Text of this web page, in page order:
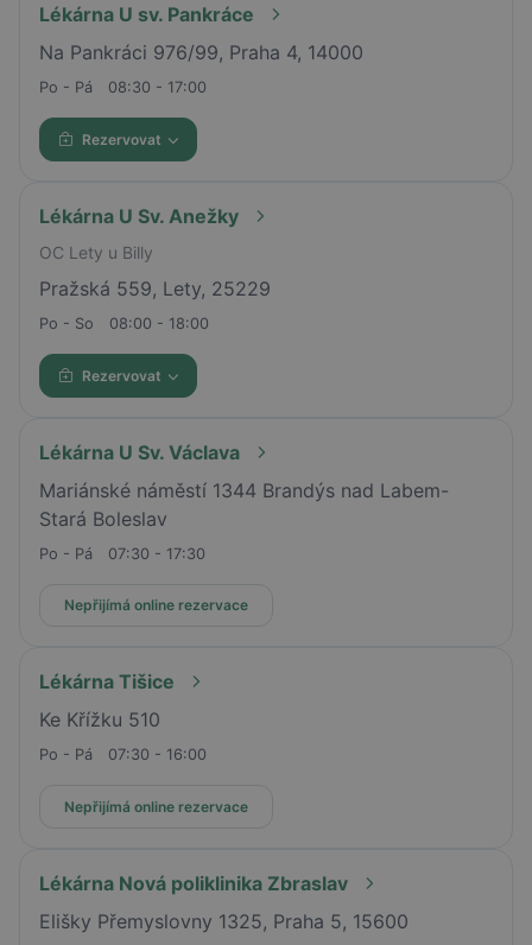
Lékárna U sv. Pankráce
Na Pankráci 976/99, Praha 4, 14000
Po - Pá 08:30 - 17:00
Rezervovat
Lékárna U Sv. Anežky
OC Lety u Billy
Pražská 559, Lety, 25229
Po - So 08:00 - 18:00
Rezervovat
Lékárna U Sv. Václava
Mariánské náměstí 1344 Brandýs nad Labem-
Stará Boleslav
Po - Pá 07:30 - 17:30
Nepřijímá online rezervace
Lékárna Tišice
Ke Křížku 510
Po - Pá 07:30 - 16:00
Nepřijímá online rezervace
Lékárna Nová poliklinika Zbraslav
Elišky Přemyslovny 1325, Praha 5, 15600